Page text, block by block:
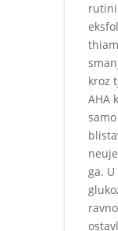
rutini
kroz
AHA
ga.